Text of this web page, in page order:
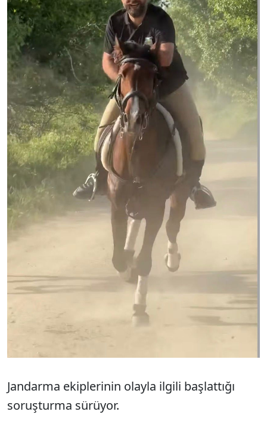
Jandarma ekiplerinin olayla ilgili başlattığı
soruşturma sürüyor.